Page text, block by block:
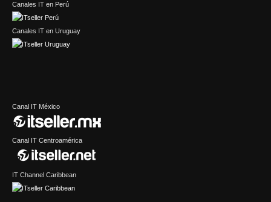
Canales IT en Perú
Canales IT en Uruguay
Canal IT México
Canal IT Centroamérica
IT Channel Caribbean